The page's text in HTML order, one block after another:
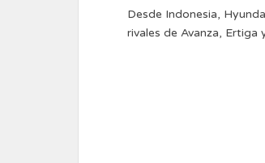
Desde Indonesia,
rivales de Avanza,